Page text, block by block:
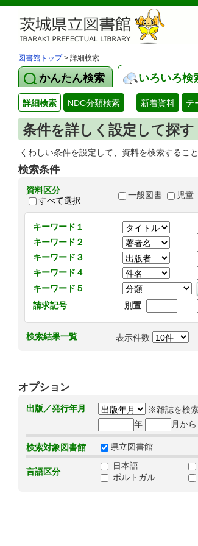
図書館トップ> 詳細検索
かんたん検索 いろいろ検
詳細検索 NDC分類検索 新着資料 テ
条件を詳しく設定して探す
くわしい条件を設定して、資料を検索すること
検索条件
資料区分
すべて選択
一般図書 児童
キーワード１
キーワード２
キーワード３
キーワード４
キーワード５
請求記号
別置
検索結果一覧 表示件数
オプション
出版／発行年月
※雑誌を検
年
月から
検索対象図書館 県立図書館
言語区分
日本語
ポルトガル